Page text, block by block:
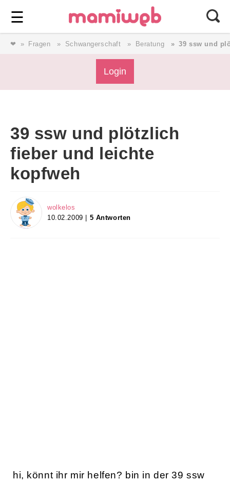
☰ ⎯ Wir lieben Familie ⎯
❤ Fragen Schwangerschaft Beratung 39 ssw und
Login
39 ssw und plötzlich
fieber und leichte
kopfweh
wolkelos
10.02.2009 | 5 Antworten
hi, könnt ihr mir helfen? bin in der 39 ssw
Forum
Service
AGB & Impressum